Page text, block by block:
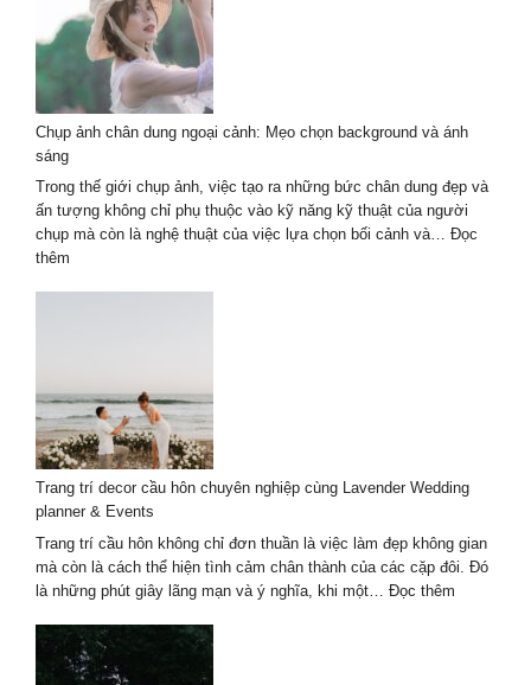
chân
dung
ngoại
cảnh
2026
–
nhiên
nghệ
thuật
Chụp ảnh chân dung ngoại cảnh: Mẹo chọn background và ánh
sáng
Trong thế giới chụp ảnh, việc tạo ra những bức chân dung đẹp và
ấn tượng không chỉ phụ thuộc vào kỹ năng kỹ thuật của người
chụp mà còn là nghệ thuật của việc lựa chọn bối cảnh và… Đọc
thêm
cảnh:
Mẹo
chọn
background
và
ánh
sáng
Trang trí decor cầu hôn chuyên nghiệp cùng Lavender Wedding
planner & Events
Trang trí cầu hôn không chỉ đơn thuần là việc làm đẹp không gian
mà còn là cách thể hiện tình cảm chân thành của các cặp đôi. Đó
là những phút giây lãng mạn và ý nghĩa, khi một… Đọc thêm